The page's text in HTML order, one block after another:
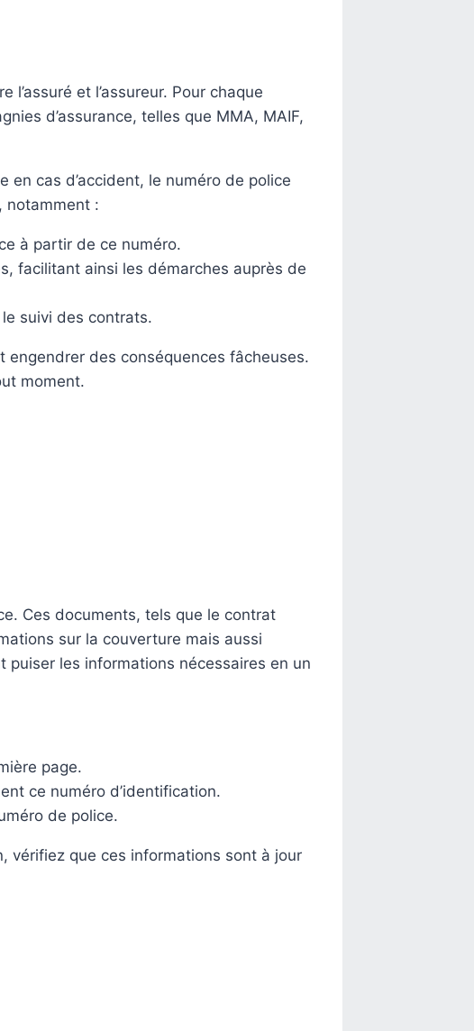
l’assuré et l’assureur. Pour chaque
d’assurance, telles que MMA, MAIF,
en cas d’accident, le numéro de police
notamment :
à partir de ce numéro.
facilitant ainsi les démarches auprès de
suivi des contrats.
engendrer des conséquences fâcheuses.
moment.
Ces documents, tels que le contrat
sur la couverture mais aussi
puiser les informations nécessaires en un
page.
ce numéro d’identification.
de police.
vérifiez que ces informations sont à jour